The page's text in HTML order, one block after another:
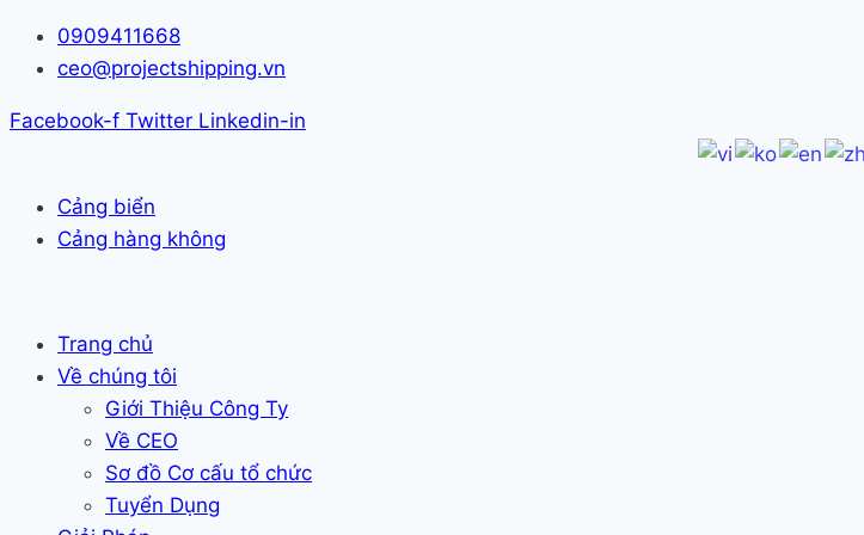
Skip
0909411668
ceo@projectshipping.vn
Facebook-f Twitter Linkedin-in
Cảng biển
Cảng hàng không
Trang chủ
Về chúng tôi
Giới Thiệu Công Ty
Về CEO
Sơ đồ Cơ cấu tổ chức
Tuyển Dụng